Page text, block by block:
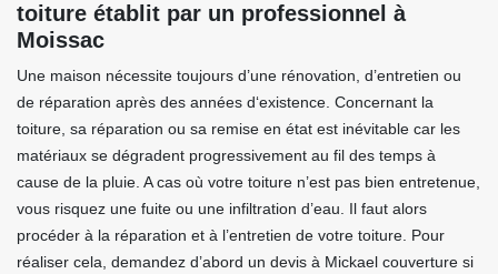
toiture établit par un professionnel à
Moissac
Une maison nécessite toujours d’une rénovation, d’entretien ou
de réparation après des années d‘existence. Concernant la
toiture, sa réparation ou sa remise en état est inévitable car les
matériaux se dégradent progressivement au fil des temps à
cause de la pluie. A cas où votre toiture n’est pas bien entretenue,
vous risquez une fuite ou une infiltration d’eau. Il faut alors
procéder à la réparation et à l’entretien de votre toiture. Pour
réaliser cela, demandez d’abord un devis à Mickael couverture si